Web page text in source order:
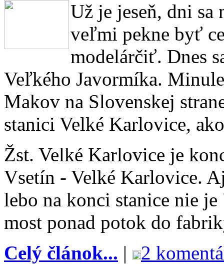
Už je jeseň, dni sa
veľmi pekne byť
modelárčiť. Dnes
Veľkého Javormíka.
Makov na Slovenskej
stanici Velké Karlovice,
Žst. Velké Karlovice je
Vsetín - Velké Karlovice.
lebo na konci stanice nie
most ponad potok do
Celý článok... | 2